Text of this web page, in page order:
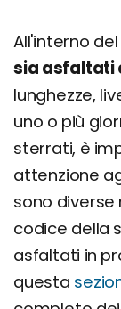
All'interno
sia asfaltati
lunghezze,
uno o più
sterrati, è
attenzione
sono
codice della
asfaltati in
questa